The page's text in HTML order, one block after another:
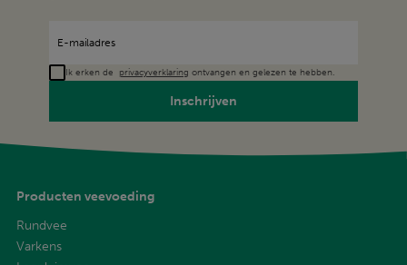
Ik erken de privacyverklaring ontvangen en gelezen te hebben.
Inschrijven
Producten veevoeding
Rundvee
Varkens